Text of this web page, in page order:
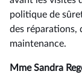
politique de
des réparations,
maintenance.
Mme Sandra